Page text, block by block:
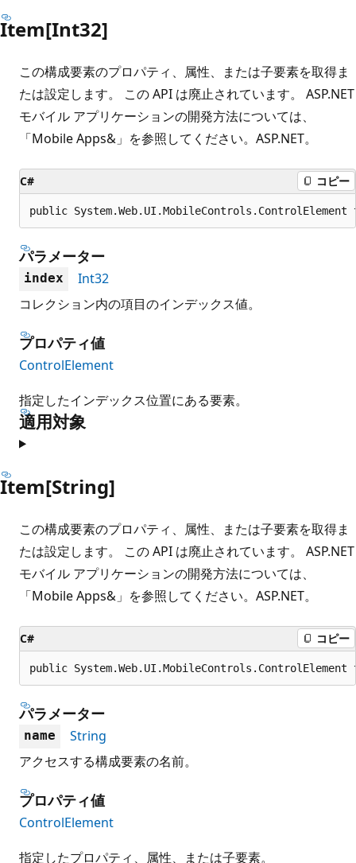
Item[Int32]
この構成要素のプロパティ、属性、または子要素を取得ま
たは設定します。 この API は廃止されています。 ASP.NET
モバイル アプリケーションの開発方法については、
「Mobile Apps&」を参照してください。ASP.NET。
C# コピー
public
パラメーター
index
Int32
コレクション内の項目のインデックス値。
プロパティ値
ControlElement
指定したインデックス位置にある要素。
適用対象
Item[String]
この構成要素のプロパティ、属性、または子要素を取得ま
たは設定します。 この API は廃止されています。 ASP.NET
モバイル アプリケーションの開発方法については、
「Mobile Apps&」を参照してください。ASP.NET。
C# コピー
public
パラメーター
name
String
アクセスする構成要素の名前。
プロパティ値
ControlElement
指定したプロパティ、属性、または子要素。